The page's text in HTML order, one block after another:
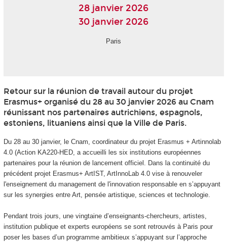
28 janvier 2026
30 janvier 2026
Paris
Retour sur la réunion de travail autour du projet
Erasmus+ organisé du 28 au 30 janvier 2026 au Cnam
réunissant nos partenaires autrichiens, espagnols,
estoniens, lituaniens ainsi que la Ville de Paris.
Du 28 au 30 janvier, le Cnam, coordinateur du projet Erasmus + Artinnolab
4.0 (Action KA220-HED, a accueilli les six institutions européennes
partenaires pour la réunion de lancement officiel. Dans la continuité du
précédent projet Erasmus+ ArtIST, ArtInnoLab 4.0 vise à renouveler
l'enseignement du management de l'innovation responsable en s’appuyant
sur les synergies entre Art, pensée artistique, sciences et technologie.
Pendant trois jours, une vingtaine d’enseignants-chercheurs, artistes,
institution publique et experts européens se sont retrouvés à Paris pour
poser les bases d’un programme ambitieux s’appuyant sur l’approche